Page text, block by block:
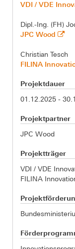
VDI / VDE
Dipl.-Ing. (FH)
JPC Wood
Christian Tesch
FILINA
Projektdauer
01.12.2025 -
Projektpartner
JPC Wood
Projektträger
VDI / VDE
FILINA